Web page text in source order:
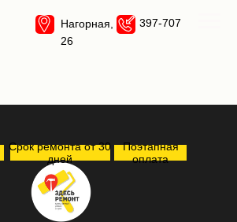
397-707
Нагорная,
26
Срок ремонта от 30
дней
Поэтапная
оплата